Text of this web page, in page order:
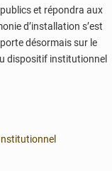
et répondra aux
d’installation s’est
désormais sur le
dispositif institutionnel